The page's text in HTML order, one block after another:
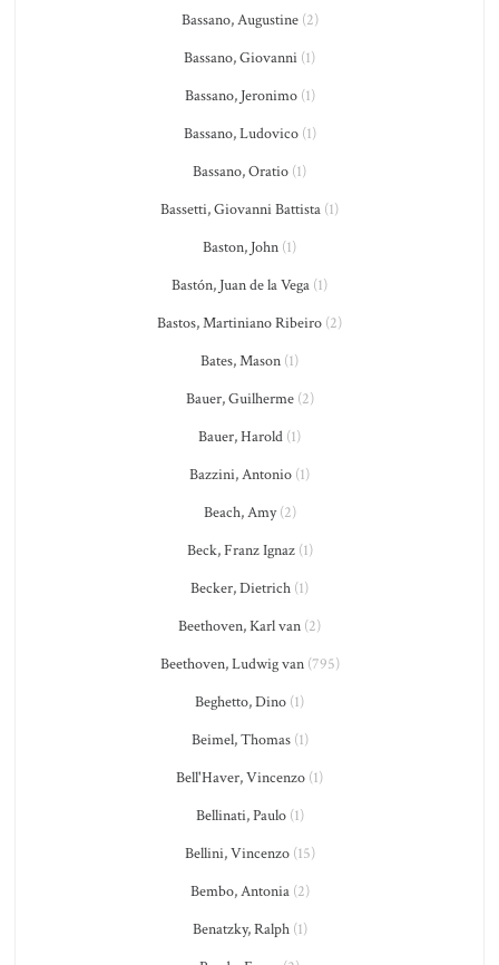
Bassano, Augustine(2)
Bassano, Giovanni (1)
Bassano, Jeronimo(1)
Bassano, Ludovico(1)
Bassano, Oratio (1)
Bassetti, Giovanni Battista (1)
Baston, John (1)
Bastón, Juan de la Vega (1)
Bastos, Martiniano Ribeiro (2)
Bates, Mason (1)
Bauer, Guilherme(2)
Bauer, Harold (1)
Bazzini, Antonio (1)
Beach, Amy(2)
Beck, Franz Ignaz(1)
Becker, Dietrich (1)
Beethoven, Karl van (2)
Beethoven, Ludwig van(795)
Beghetto, Dino (1)
Beimel, Thomas(1)
Bell'Haver, Vincenzo (1)
Bellinati, Paulo(1)
Bellini, Vincenzo(15)
Bembo, Antonia(2)
Benatzky, Ralph(1)